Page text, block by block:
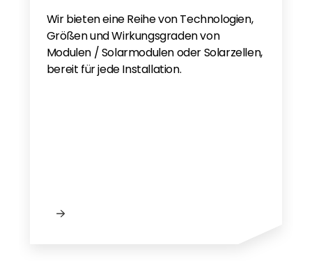
Wir bieten eine Reihe von Technologien,
Größen und Wirkungsgraden von
Modulen / Solarmodulen oder Solarzellen,
bereit für jede Installation.